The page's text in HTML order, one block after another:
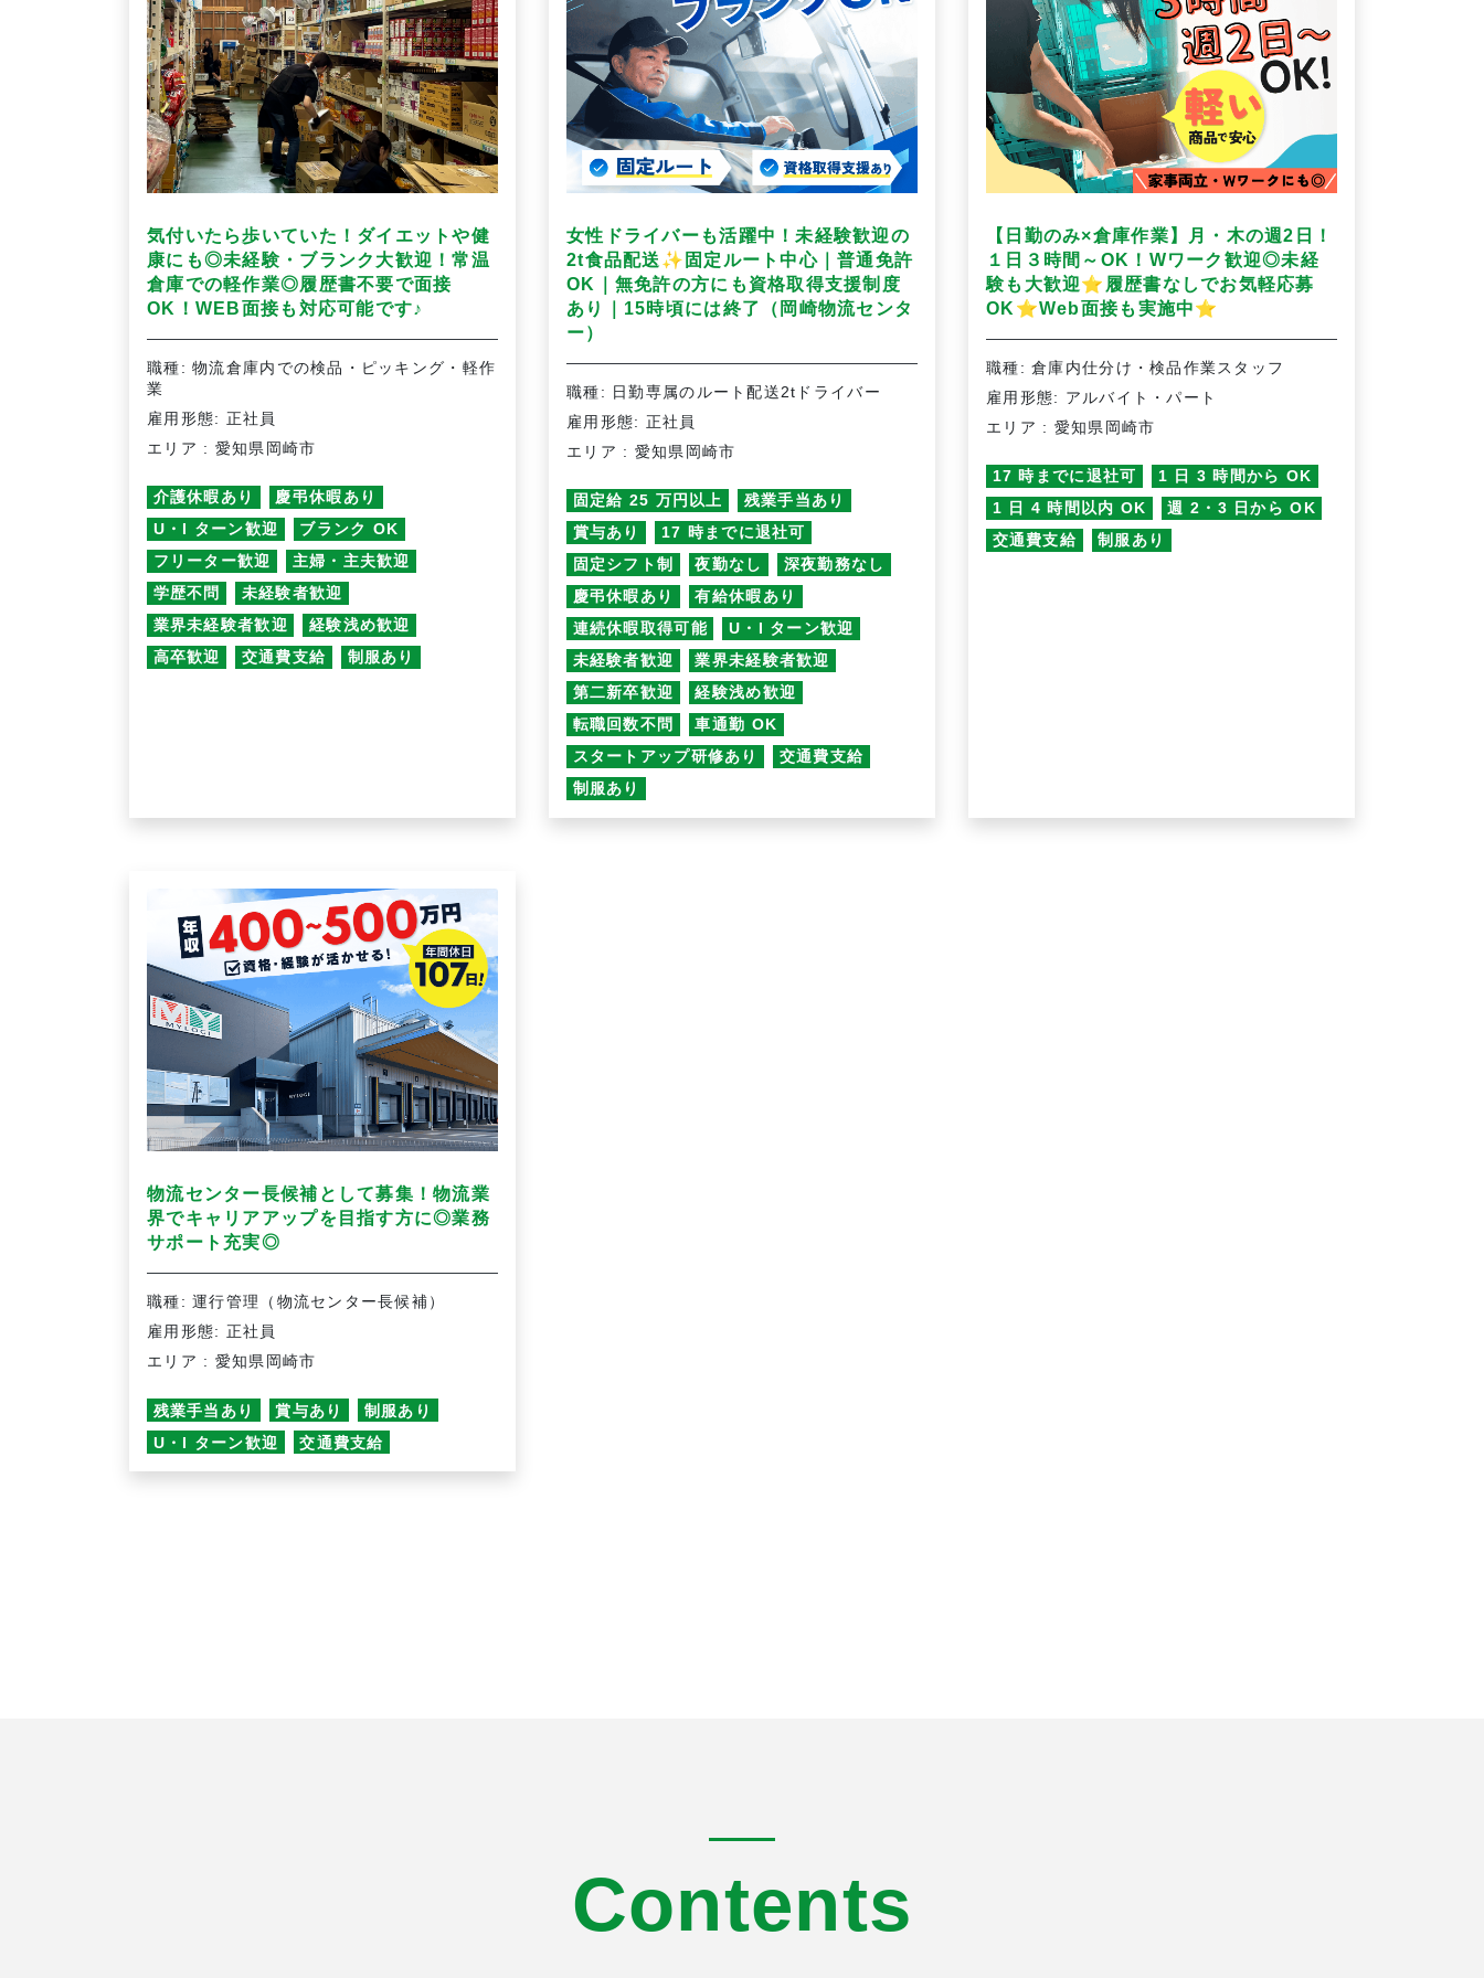
気付いたら歩いていた！ダイエットや健
康にも◎未経験・ブランク大歓迎！常温
倉庫での軽作業◎履歴書不要で面接
OK！WEB面接も対応可能です♪
職種: 物流倉庫内での検品・ピッキング・軽作
業
雇用形態: 正社員
エリア : 愛知県岡崎市
介護休暇あり
慶弔休暇あり
U・I ターン歓迎
ブランク OK
フリーター歓迎
主婦・主夫歓迎
学歴不問
未経験者歓迎
業界未経験者歓迎
経験浅め歓迎
高卒歓迎
交通費支給 制服あり
女性ドライバーも活躍中！未経験歓迎の
2t食品配送 ✨ 固定ルート中心｜普通免許
OK｜無免許の方にも資格取得支援制度
あり｜15時頃には終了（岡崎物流センタ
ー）
職種: 日勤専属のルート配送2tドライバー
雇用形態: 正社員
エリア : 愛知県岡崎市
固定給 25 万円以上
残業手当あり
賞与あり
17 時までに退社可
固定シフト制
夜勤なし
深夜勤務なし
慶弔休暇あり
有給休暇あり
連続休暇取得可能
U・I ターン歓迎
未経験者歓迎
業界未経験者歓迎
第二新卒歓迎
経験浅め歓迎
転職回数不問
車通勤 OK
スタートアップ研修あり
交通費支給
制服あり
【日勤のみ×倉庫作業】月・木の週2日！
１日３時間～OK！Wワーク歓迎◎未経
験も大歓迎⭐ 履歴書なしでお気軽応募
OK ⭐Web面接も実施中⭐
職種: 倉庫内仕分け・検品作業スタッフ
雇用形態: アルバイト・パート
エリア : 愛知県岡崎市
17 時までに退社可
1 日 3 時間から OK
1 日 4 時間以内 OK
週 2・3 日から OK
交通費支給
制服あり
物流センター長候補として募集！物流業
界でキャリアアップを目指す方に◎業務
サポート充実◎
職種: 運行管理（物流センター長候補）
雇用形態: 正社員
エリア : 愛知県岡崎市
残業手当あり 賞与あり
制服あり
U・I ターン歓迎
交通費支給
Contents